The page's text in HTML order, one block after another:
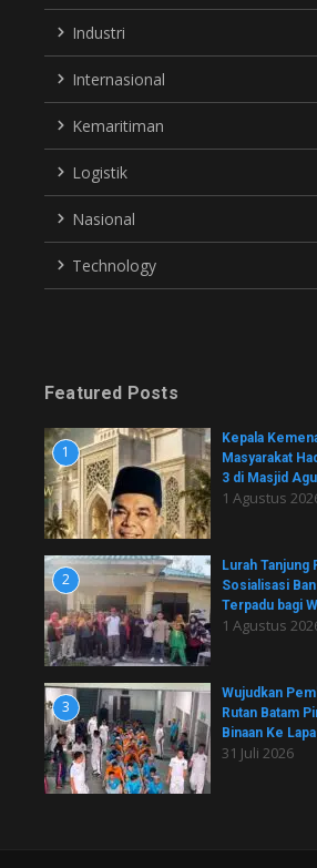
Industri
Internasional
Kemaritiman
Logistik
Nasional
Technology
Featured Posts
1
Kepala
Masyarakat
3 di Masjid
1 Agustus
2
Lurah Tanjung
Sosialisasi
Terpadu bagi
1 Agustus
3
Wujudkan
Rutan Batam
Binaan Ke
31 Juli 2026